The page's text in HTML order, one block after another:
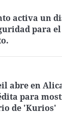
activa un
para
abre en
para
de 'Kurios'